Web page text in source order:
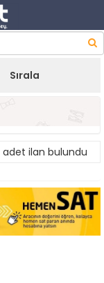
Sırala
adet ilan bulundu